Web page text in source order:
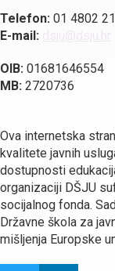
Telefon: 01 4802
E-mail:
OIB: 01681646554
MB: 2720736
Ova internetska
kvalitete javnih
dostupnosti
organizaciji DŠJU
socijalnog fonda.
Državne škola za
mišljenja Europske